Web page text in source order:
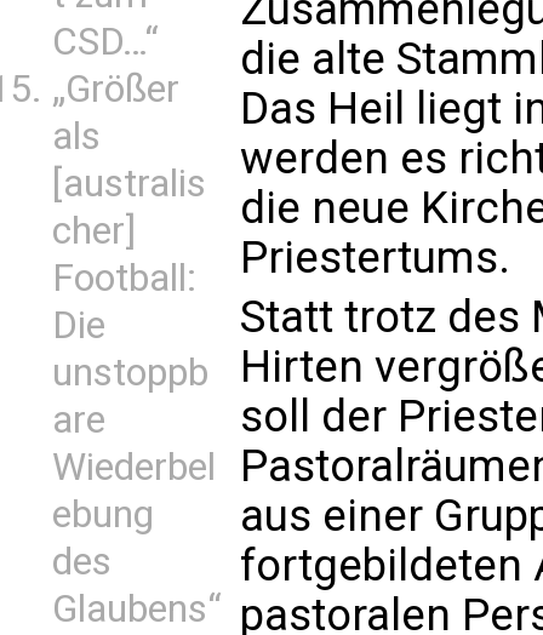
CSD…“
„Größer
als
[australis
cher]
Football:
Die
unstoppb
are
Wiederbel
ebung
des
Glaubens“
die alte
Das Heil liegt
werden es
die neue
Priestertums.
Statt trotz des
Hirten
soll der
aus einer
fortgebildeten
pastoralen